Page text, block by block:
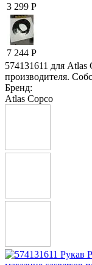
3 299 Р
7 244 Р
574131611 для
производителя.
Бренд:
Atlas Copco